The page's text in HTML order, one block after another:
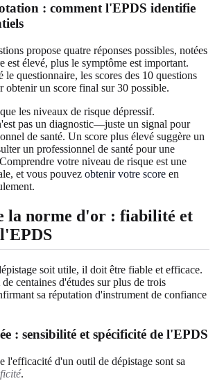
: comment l'EPDS identifie
propose quatre réponses possibles, notées
est élevé, plus le symptôme est important.
le questionnaire, les scores des 10 questions
obtenir un score final sur 30 possible.
les niveaux de risque dépressif.
pas un diagnostic—juste un signal pour
de santé. Un score plus élevé suggère un
un professionnel de santé pour une
votre niveau de risque est une
et vous pouvez obtenir votre score en
la norme d'or : fiabilité et
soit utile, il doit être fiable et efficace.
centaines d'études sur plus de trois
sa réputation d'instrument de confiance
: sensibilité et spécificité de l'EPDS
l'efficacité d'un outil de dépistage sont sa
.